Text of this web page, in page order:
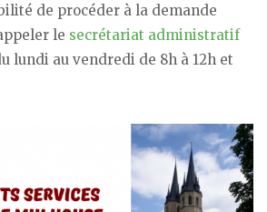
de procéder à la demande
le secrétariat administratif
lundi au vendredi de 8h à 12h et